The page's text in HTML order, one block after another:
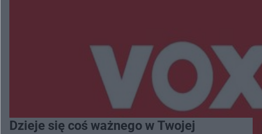
Dzieje się coś ważnego w Twojej